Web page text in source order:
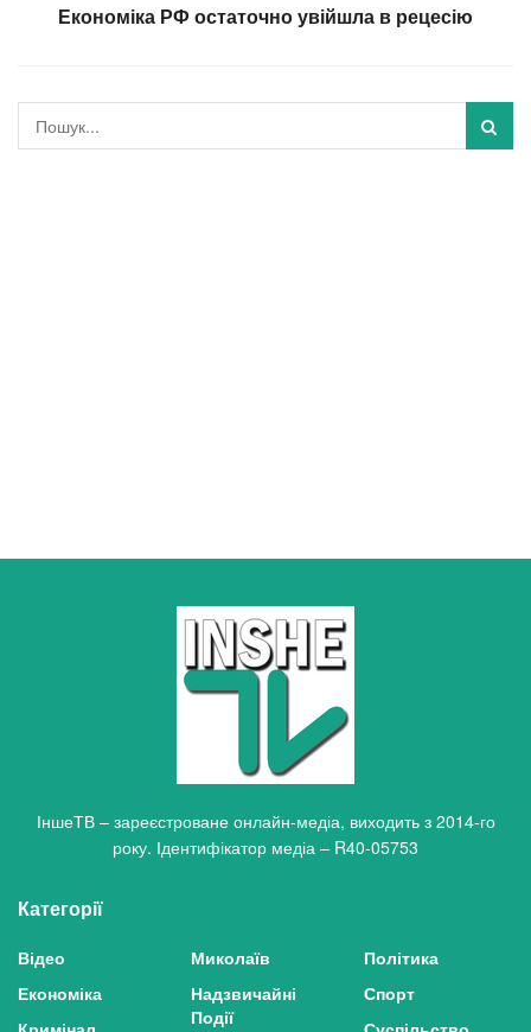
Економіка РФ остаточно увійшла в рецесію
ІншеТВ – зареєстроване онлайн-медіа, виходить з 2014-го
року. Ідентифікатор медіа – R40-05753
Категорії
Відео
Економіка
Миколаїв
Надзвичайні
Події
Політика
Спорт